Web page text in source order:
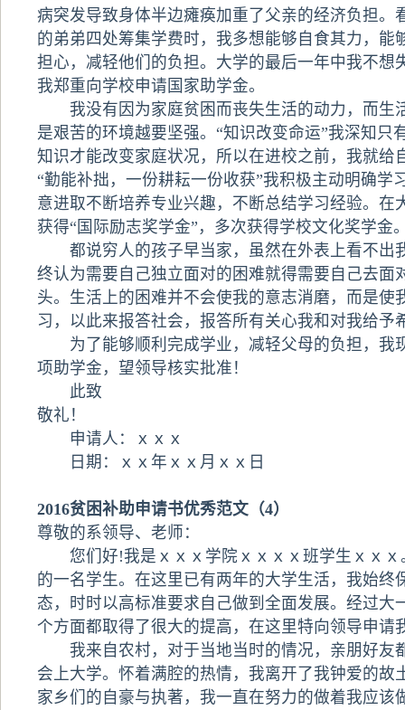
病突发导致身体半边瘫痪加重了父亲的经济负担。
的弟弟四处筹集学费时，我多想能够自食其力，能
担心，减轻他们的负担。大学的最后一年中我不想
我郑重向学校申请国家助学金。
我没有因为家庭贫困而丧失生活的动力，而生
是艰苦的环境越要坚强。“知识改变命运”我深知只
知识才能改变家庭状况，所以在进校之前，我就给
“勤能补拙，一份耕耘一份收获”我积极主动明确学
意进取不断培养专业兴趣，不断总结学习经验。在
获得“国际励志奖学金”，多次获得学校文化奖学金
都说穷人的孩子早当家，虽然在外表上看不出
终认为需要自己独立面对的困难就得需要自己去面
头。生活上的困难并不会使我的意志消磨，而是使
习，以此来报答社会，报答所有关心我和对我给予
为了能够顺利完成学业，减轻父母的负担，我
项助学金，望领导核实批准！
此致
敬礼！
申请人：ｘｘｘ
日期：ｘｘ年ｘｘ月ｘｘ日
2016贫困补助申请书优秀范文（4）
尊敬的系领导、老师：
您们好!我是ｘｘｘ学院ｘｘｘｘ班学生ｘｘｘ
的一名学生。在这里已有两年的大学生活，我始终
态，时时以高标准要求自己做到全面发展。经过大
个方面都取得了很大的提高，在这里特向领导申请
我来自农村，对于当地当时的情况，亲朋好友
会上大学。怀着满腔的热情，我离开了我钟爱的故
家乡们的自豪与执著，我一直在努力的做着我应